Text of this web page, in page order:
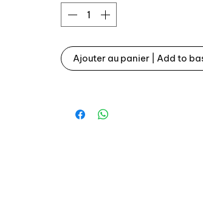
Un ajutage est monté à
également:https://
e-d-articles/ajutage-
OEM Renault 5 Super 5 R5 GT
Ajouter au panier | Add to